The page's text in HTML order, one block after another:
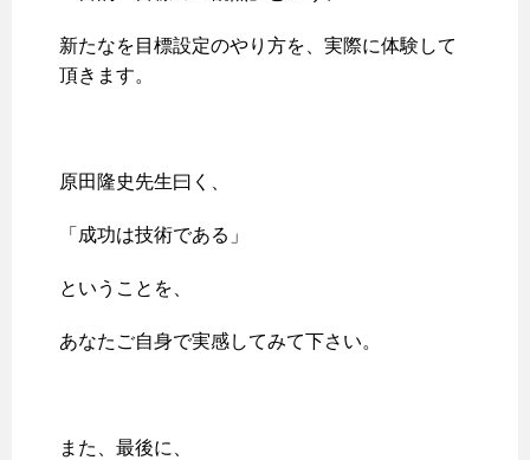
新たなを目標設定のやり方を、実際に体験して
頂きます。
原田隆史先生曰く、
「成功は技術である」
ということを、
あなたご自身で実感してみて下さい。
また、最後に、